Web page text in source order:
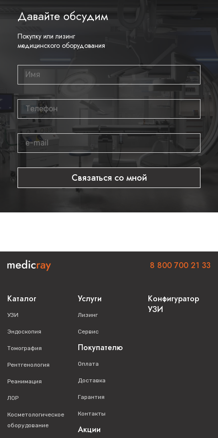
Давайте обсудим
Покупку или лизинг
медицинского оборудования
Связаться со мной
Каталог
УЗИ
Эндоскопия
Томография
Рентгенология
Реанимация
ЛОР
Косметологическое
оборудование
Услуги
Лизинг
Сервис
Покупателю
Оплата
Доставка
Гарантия
Контакты
Акции
Конфигуратор
УЗИ
8 800 700 21 33